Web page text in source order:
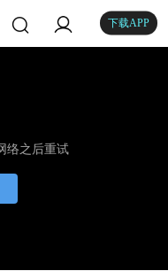
下载APP
络之后重试